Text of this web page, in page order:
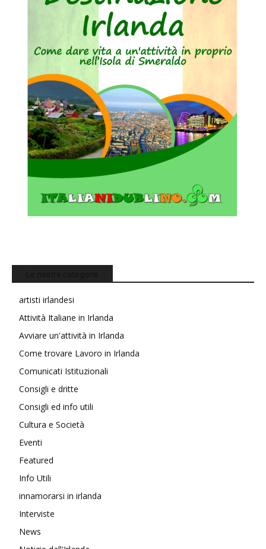
artisti irlandesi
Attività Italiane in Irlanda
Avviare un'attività in Irlanda
Come trovare Lavoro in Irlanda
Comunicati Istituzionali
Consigli e dritte
Consigli ed info utili
Cultura e Società
Eventi
Featured
Info Utili
innamorarsi in irlanda
Interviste
News